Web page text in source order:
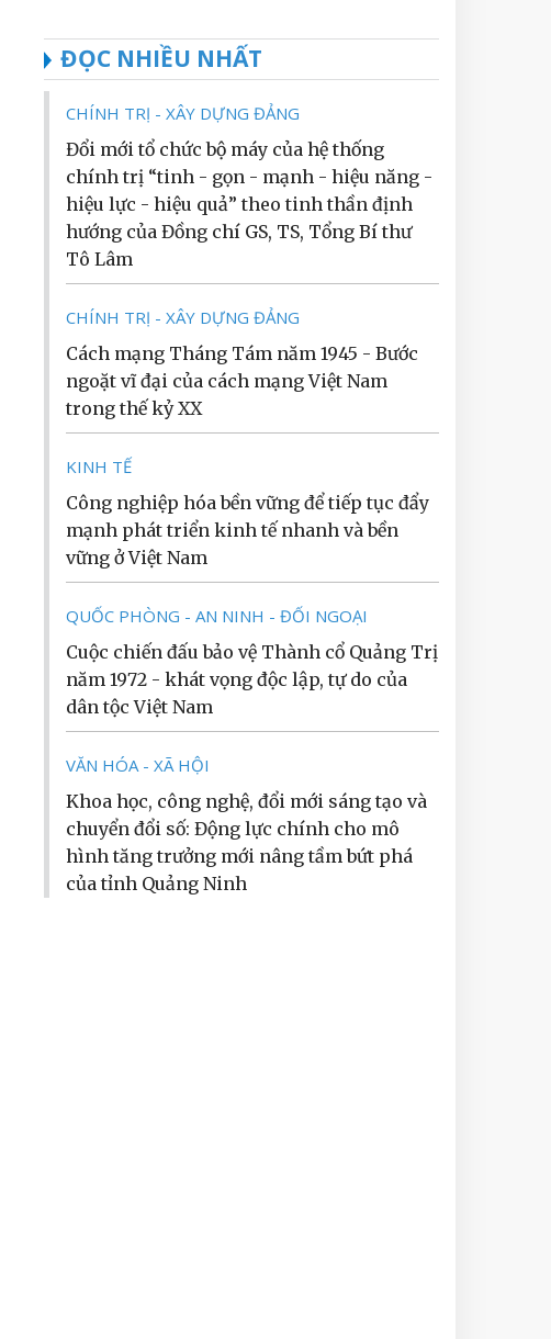
ĐỌC NHIỀU NHẤT
CHÍNH TRỊ - XÂY DỰNG ĐẢNG
Đổi mới tổ chức bộ máy của hệ thống
chính trị “tinh - gọn - mạnh - hiệu năng -
hiệu lực - hiệu quả” theo tinh thần định
hướng của Đồng chí GS, TS, Tổng Bí thư
Tô Lâm
CHÍNH TRỊ - XÂY DỰNG ĐẢNG
Cách mạng Tháng Tám năm 1945 - Bước
ngoặt vĩ đại của cách mạng Việt Nam
trong thế kỷ XX
KINH TẾ
Công nghiệp hóa bền vững để tiếp tục đẩy
mạnh phát triển kinh tế nhanh và bền
vững ở Việt Nam
QUỐC PHÒNG - AN NINH - ĐỐI NGOẠI
Cuộc chiến đấu bảo vệ Thành cổ Quảng Trị
năm 1972 - khát vọng độc lập, tự do của
dân tộc Việt Nam
VĂN HÓA - XÃ HỘI
Khoa học, công nghệ, đổi mới sáng tạo và
chuyển đổi số: Động lực chính cho mô
hình tăng trưởng mới nâng tầm bứt phá
của tỉnh Quảng Ninh